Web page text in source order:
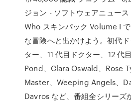
ジョン - ソフトウェアニュー
Who スキンパック Volume I
な冒険へと出かけよう。初代
ター、11 代目ドクター、12 代
Pond、Clara Oswald、Rose
Master、Weeping Angels、
Davros など、番組全シリーズ